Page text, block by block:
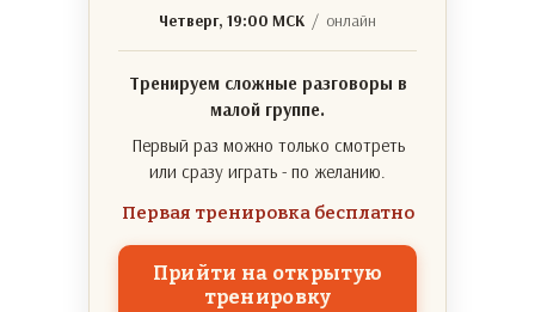
Четверг, 19:00 МСК / онлайн
Тренируем сложные разговоры в
малой группе.
Первый раз можно только смотреть
или сразу играть - по желанию.
Первая тренировка бесплатно
Прийти на открытую
тренировку